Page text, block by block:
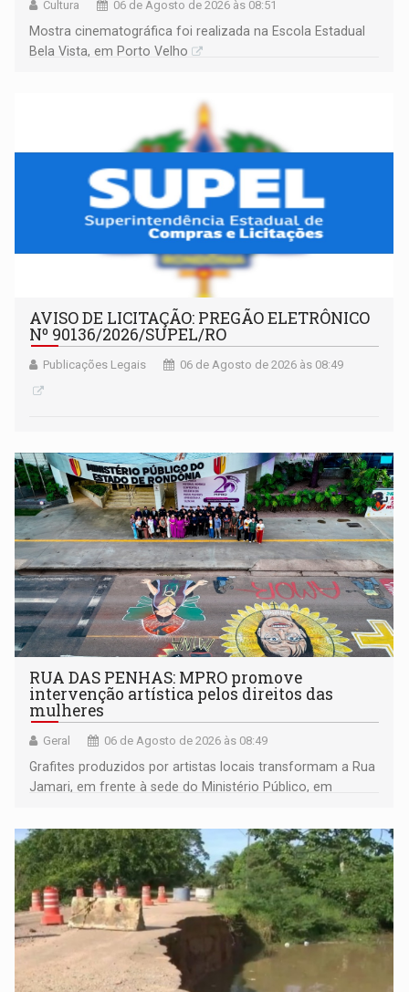
Cultura 06 de Agosto de 2026 às 08:51
Mostra cinematográfica foi realizada na Escola Estadual
Bela Vista, em Porto Velho
AVISO DE LICITAÇÃO: PREGÃO ELETRÔNICO
Nº 90136/2026/SUPEL/RO
Publicações Legais 06 de Agosto de 2026 às 08:49
RUA DAS PENHAS: MPRO promove
intervenção artística pelos direitos das
mulheres
Geral 06 de Agosto de 2026 às 08:49
Grafites produzidos por artistas locais transformam a Rua
Jamari, em frente à sede do Ministério Público, em
da Penha e o enfrentamento à violência